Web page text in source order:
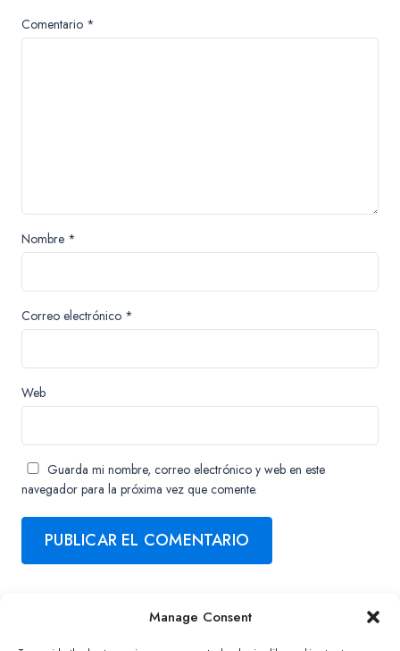
Manage Consent
Comentario *
Nombre *
Correo electrónico *
Web
Guarda mi nombre, correo electrónico y web en este
navegador para la próxima vez que comente.